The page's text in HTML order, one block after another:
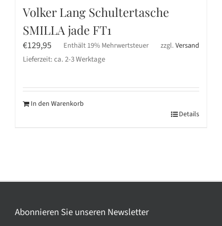
Volker Lang Schultertasche
SMILLA jade FT1
€129,95 Enthält 19% Mehrwertsteuer zzgl.Versand
Lieferzeit: ca. 2-3 Werktage
In den Warenkorb
Details
Abonnieren Sie unseren Newsletter